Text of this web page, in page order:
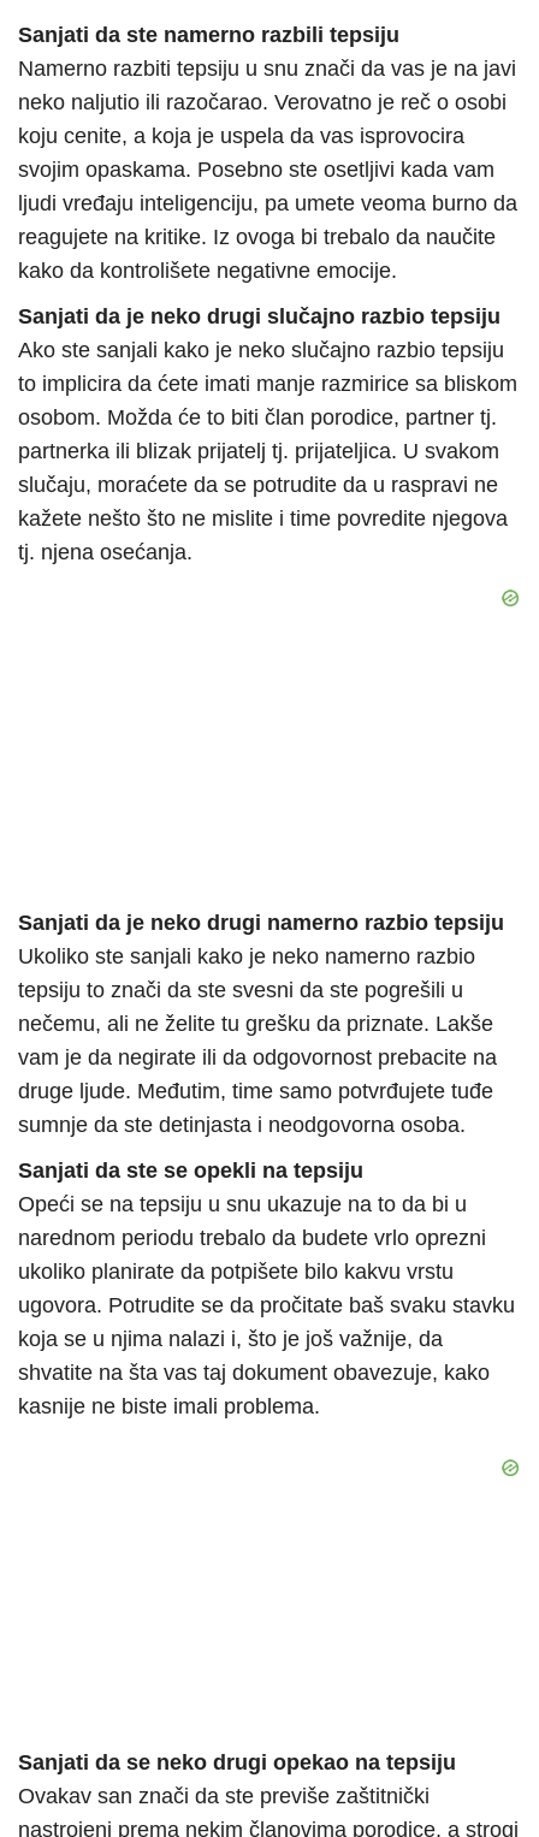
Sanjati da ste namerno razbili tepsiju
Namerno razbiti tepsiju u snu znači da vas je na javi
neko naljutio ili razočarao. Verovatno je reč o osobi
koju cenite, a koja je uspela da vas isprovocira
svojim opaskama. Posebno ste osetljivi kada vam
ljudi vređaju inteligenciju, pa umete veoma burno da
reagujete na kritike. Iz ovoga bi trebalo da naučite
kako da kontrolišete negativne emocije.
Sanjati da je neko drugi slučajno razbio tepsiju
Ako ste sanjali kako je neko slučajno razbio tepsiju
to implicira da ćete imati manje razmirice sa bliskom
osobom. Možda će to biti član porodice, partner tj.
partnerka ili blizak prijatelj tj. prijateljica. U svakom
slučaju, moraćete da se potrudite da u raspravi ne
kažete nešto što ne mislite i time povredite njegova
tj. njena osećanja.
Sanjati da je neko drugi namerno razbio tepsiju
Ukoliko ste sanjali kako je neko namerno razbio
tepsiju to znači da ste svesni da ste pogrešili u
nečemu, ali ne želite tu grešku da priznate. Lakše
vam je da negirate ili da odgovornost prebacite na
druge ljude. Međutim, time samo potvrđujete tuđe
sumnje da ste detinjasta i neodgovorna osoba.
Sanjati da ste se opekli na tepsiju
Opeći se na tepsiju u snu ukazuje na to da bi u
narednom periodu trebalo da budete vrlo oprezni
ukoliko planirate da potpišete bilo kakvu vrstu
ugovora. Potrudite se da pročitate baš svaku stavku
koja se u njima nalazi i, što je još važnije, da
shvatite na šta vas taj dokument obavezuje, kako
kasnije ne biste imali problema.
Sanjati da se neko drugi opekao na tepsiju
Ovakav san znači da ste previše zaštitnički
nastrojeni prema nekim članovima porodice, a strogi